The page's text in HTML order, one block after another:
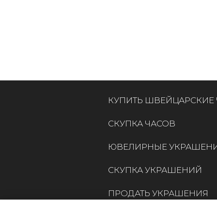
КУПИТЬ ШВЕЙЦАРСКИЕ
СКУПКА ЧАСОВ
ЮВЕЛИРНЫЕ
СКУПКА УКРАШЕНИЙ
ПРОДАТЬ УКРАШЕНИЯ